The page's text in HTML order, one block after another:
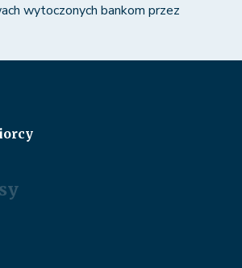
wytoczonych bankom przez